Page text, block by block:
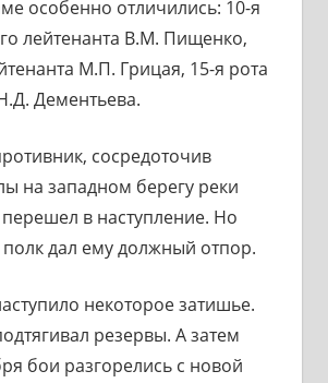
особенно отличились: 10-я
лейтенанта В.М. Пищенко,
М.П. Грицая, 15-я рота
Дементьева.
сосредоточив
на западном берегу реки
в наступление. Но
полк дал ему должный отпор.
некоторое затишье.
резервы. А затем
бои разгорелись с новой